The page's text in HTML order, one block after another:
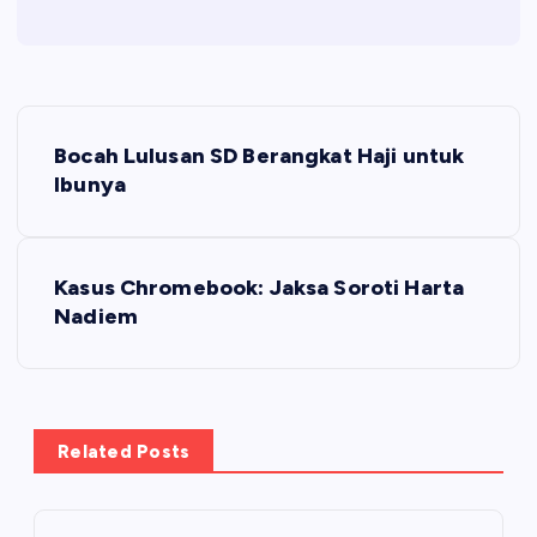
a
s
Bocah Lulusan SD Berangkat Haji untuk
Ibunya
Kasus Chromebook: Jaksa Soroti Harta
Nadiem
Related Posts